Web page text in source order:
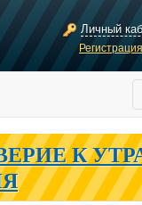
Личный
К